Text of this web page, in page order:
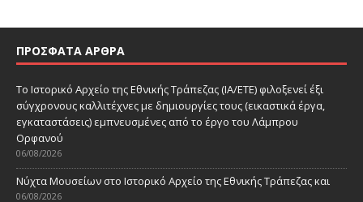
ΠΡΌΣΦΑΤΑ ΆΡΘΡΑ
Το Ιστορικό Αρχείο της Εθνικής Τράπεζας (ΙΑ/ΕΤΕ) φιλοξενεί έξι
σύγχρονους καλλιτέχνες με δημιουργίες τους (εικαστικά έργα,
εγκαταστάσεις) εμπνευσμένες από το έργο του Λάμπρου
Ορφανού
06/08/2026
Νύχτα Μουσείων στο Ιστορικό Αρχείο της Εθνικής Τράπεζας και
06/08/2026